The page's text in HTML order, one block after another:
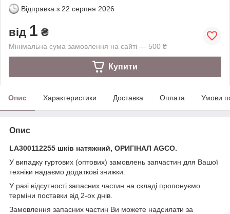
Відправка з 22 серпня 2026
від 1 ₴
Мінімальна сума замовлення на сайті — 500 ₴
Купити
Опис Характеристики Доставка Оплата Умови
Опис
LA300112255 шків натяжний, ОРИГІНАЛ AGCO.
У випадку гуртових (оптових) замовлень запчастин для Вашої
техніки надаємо додаткові знижки.
У разі відсутності запасних частин на складі пропонуємо
терміни поставки від 2-ох днів.
Замовлення запасних частин Ви можете надсилати за